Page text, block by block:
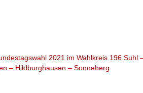
2021 im Wahlkreis 196 Suhl
– Hildburghausen – Sonneberg